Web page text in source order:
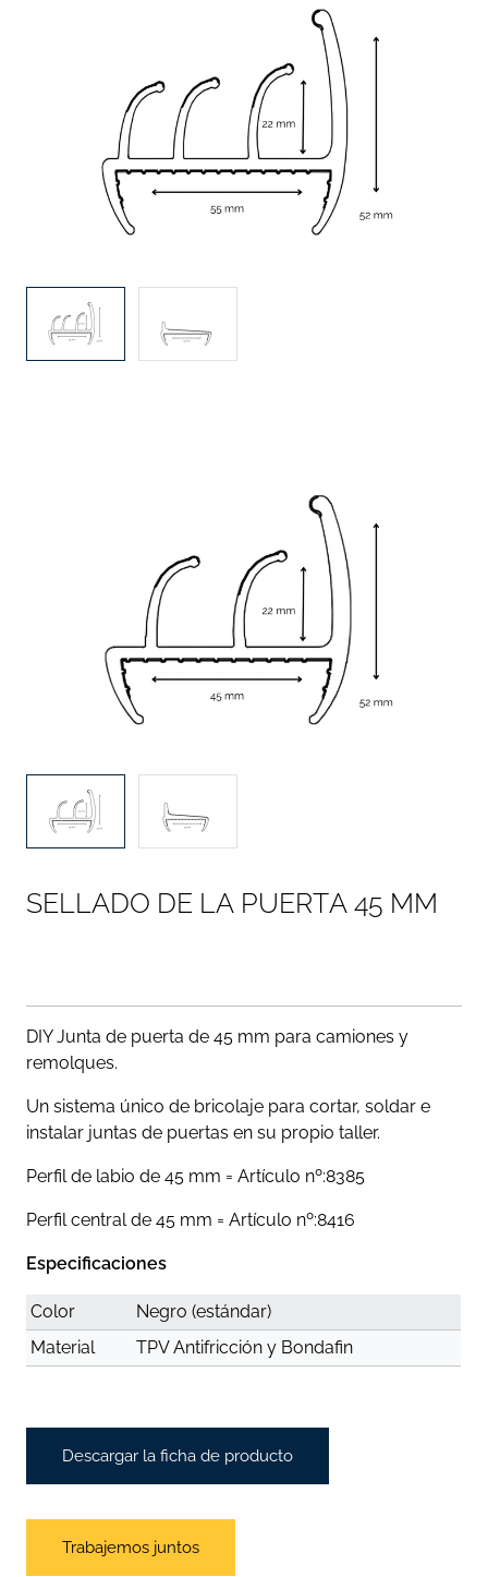
SELLADO DE LA PUERTA 45 MM
DIY Junta de puerta de 45 mm para camiones y
remolques.
Un sistema único de bricolaje para cortar, soldar e
instalar juntas de puertas en su propio taller.
Perfil de labio de 45 mm = Artículo nº:8385
Perfil central de 45 mm = Artículo nº:8416
Especificaciones
Color
Negro (estándar)
Material
TPV Antifricción y Bondafin
Descargar la ficha de producto
Trabajemos juntos